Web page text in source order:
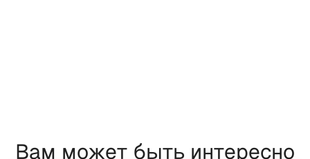
Вам может быть интересно